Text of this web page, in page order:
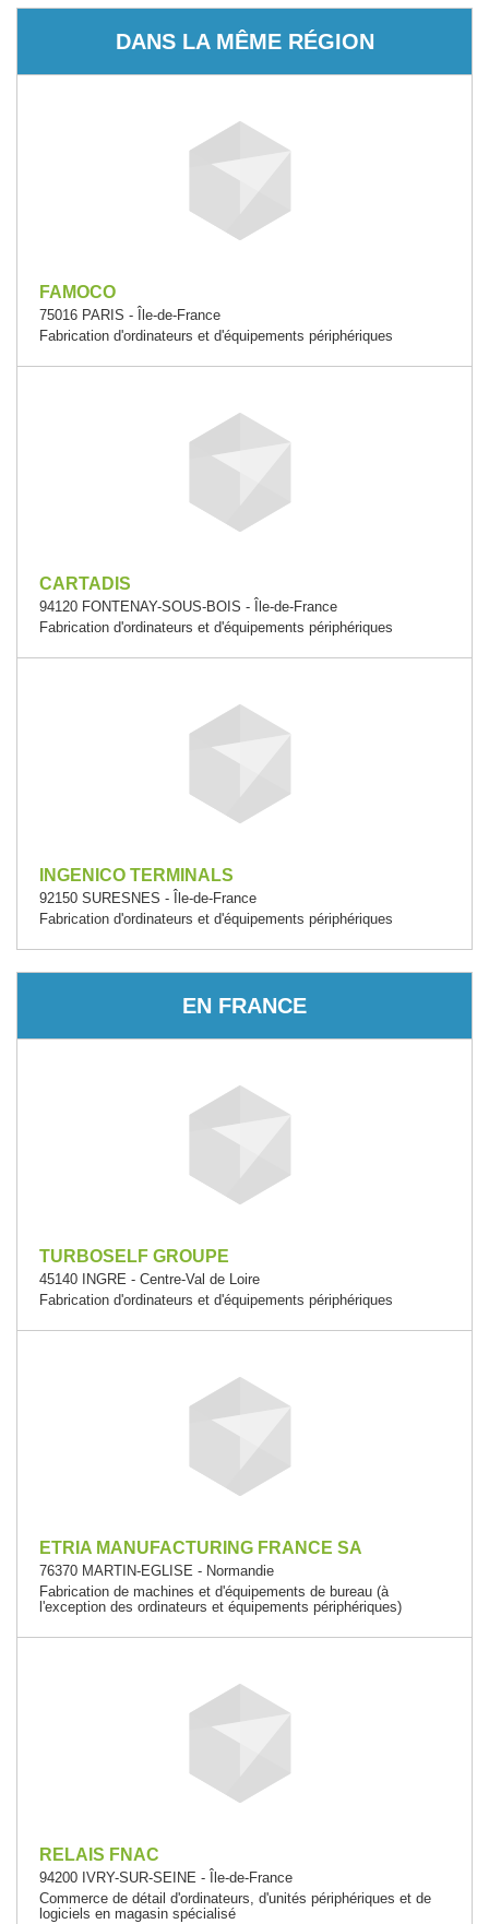
DANS LA MÊME RÉGION
FAMOCO
75016 PARIS - Île-de-France
Fabrication d'ordinateurs et d'équipements périphériques
CARTADIS
94120 FONTENAY-SOUS-BOIS - Île-de-France
Fabrication d'ordinateurs et d'équipements périphériques
INGENICO TERMINALS
92150 SURESNES - Île-de-France
Fabrication d'ordinateurs et d'équipements périphériques
EN FRANCE
TURBOSELF GROUPE
45140 INGRE - Centre-Val de Loire
Fabrication d'ordinateurs et d'équipements périphériques
ETRIA MANUFACTURING FRANCE SA
76370 MARTIN-EGLISE - Normandie
Fabrication de machines et d'équipements de bureau (à
l'exception des ordinateurs et équipements périphériques)
RELAIS FNAC
94200 IVRY-SUR-SEINE - Île-de-France
Commerce de détail d'ordinateurs, d'unités périphériques et de
logiciels en magasin spécialisé